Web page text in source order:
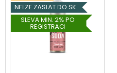
NELZE ZASLAT DO SK
SLEVA MIN. 2% PO
REGISTRACI